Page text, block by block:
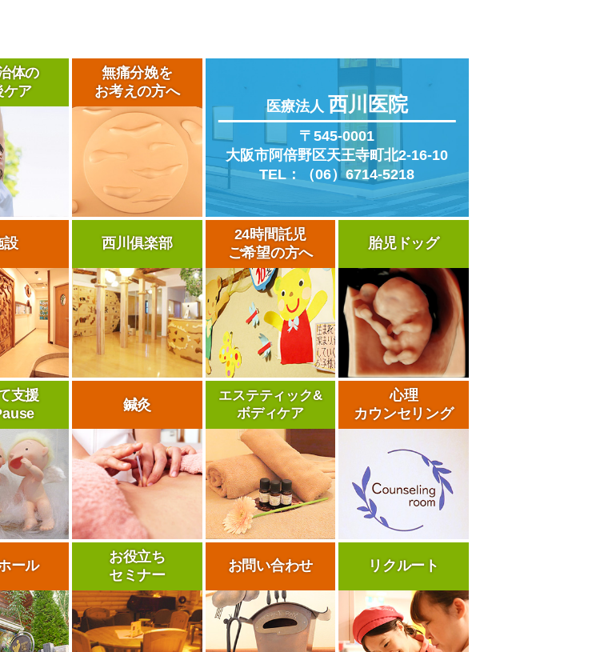
体の
ケア
無痛分娩を
お考えの方へ
医療法人 西川医院
〒545-0001
大阪市阿倍野区天王寺町北2-16-10
TEL：（06）6714-5218
設 西川俱楽部
24時間託児
ご希望の方へ
胎児ドッグ
支援
鍼灸
エステティック&
ボディケア
心理
カウンセリング
ール
お役立ち
セミナー
お問い合わせ リクルート